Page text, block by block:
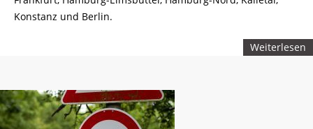
Konstanz und Berlin.
Weiterlesen